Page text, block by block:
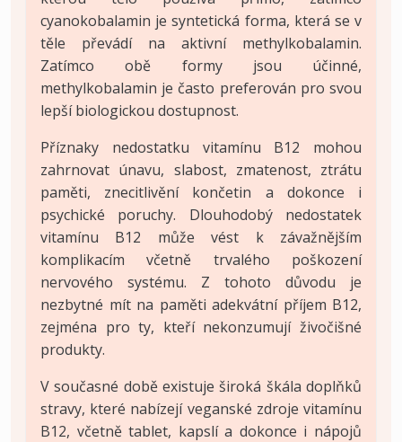
cyanokobalamin je syntetická forma, která se v
těle převádí na aktivní methylkobalamin.
Zatímco obě formy jsou účinné,
methylkobalamin je často preferován pro svou
lepší biologickou dostupnost.
Příznaky nedostatku vitamínu B12 mohou
zahrnovat únavu, slabost, zmatenost, ztrátu
paměti, znecitlivění končetin a dokonce i
psychické poruchy. Dlouhodobý nedostatek
vitamínu B12 může vést k závažnějším
komplikacím včetně trvalého poškození
nervového systému. Z tohoto důvodu je
nezbytné mít na paměti adekvátní příjem B12,
zejména pro ty, kteří nekonzumují živočišné
produkty.
V současné době existuje široká škála doplňků
stravy, které nabízejí veganské zdroje vitamínu
B12, včetně tablet, kapslí a dokonce i nápojů